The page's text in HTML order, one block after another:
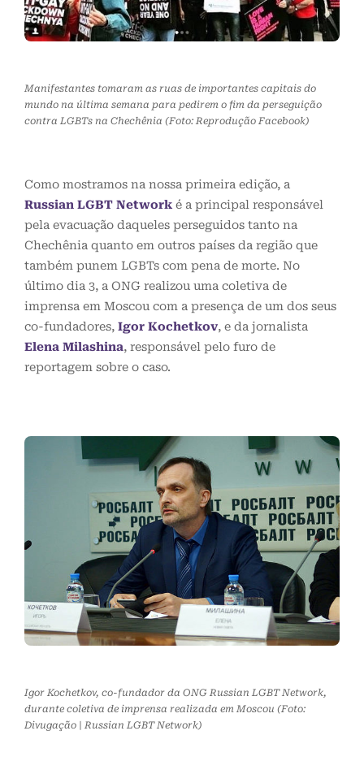
Manifestantes tomaram as ruas de importantes capitais do
mundo na última semana para pedirem o fim da perseguição
contra LGBTs na Chechênia (Foto: Reprodução Facebook)
Como mostramos na nossa primeira edição, a
Russian LGBT Network é a principal responsável
pela evacuação daqueles perseguidos tanto na
Chechênia quanto em outros países da região que
também punem LGBTs com pena de morte. No
último dia 3, a ONG realizou uma coletiva de
imprensa em Moscou com a presença de um dos seus
co-fundadores, Igor Kochetkov, e da jornalista
Elena Milashina, responsável pelo furo de
reportagem sobre o caso.
Igor Kochetkov, co-fundador da ONG Russian LGBT Network,
durante coletiva de imprensa realizada em Moscou (Foto:
Divugação | Russian LGBT Network)